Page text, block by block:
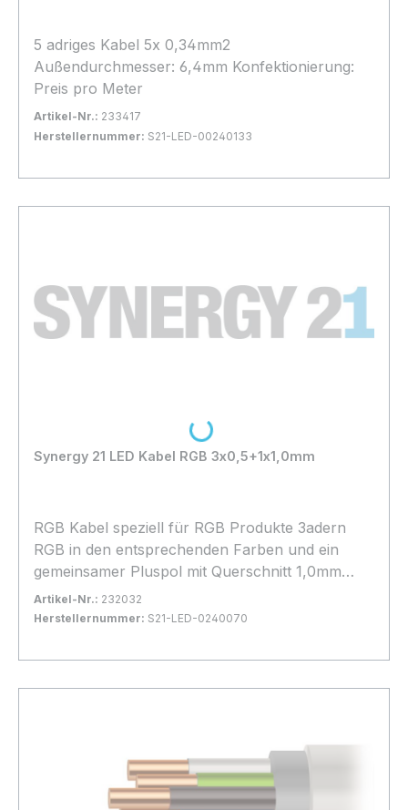
5 adriges Kabel 5x 0,34mm2
Außendurchmesser: 6,4mm Konfektionierung:
Preis pro Meter
Artikel-Nr.: 233417
Herstellernummer: S21-LED-00240133
In den Warenkorb
Synergy 21 LED Kabel RGB 3x0,5+1x1,0mm
RGB Kabel speziell für RGB Produkte 3adern
RGB in den entsprechenden Farben und ein
gemeinsamer Pluspol mit Querschnitt 1,0mm
Außendurchmesser 5,1mm Außen Farbe
schwarz Preis pro Meter, wird nach
Artikel-Nr.: 232032
Herstellernummer: S21-LED-0240070
In den Warenkorb
Loading...